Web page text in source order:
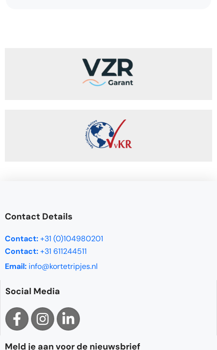
Contact Details
Contact:+31 (0)104980201
Contact:+31 611244511
Email: info@kortetripjes.nl
Social Media
Meld je aan voor de nieuwsbrief